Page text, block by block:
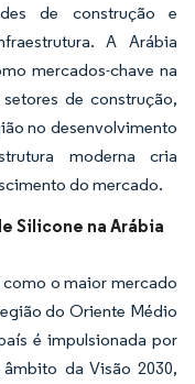
de construção e
A Arábia
mercados-chave na
de construção,
no desenvolvimento
moderna cria
do mercado.
Silicone na Arábia
o maior mercado
do Oriente Médio
é impulsionada por
da Visão 2030,